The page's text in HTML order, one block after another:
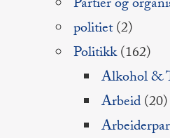
Partier og
politiet(2)
Politikk(162)
Alkohol &
Arbeid(20)